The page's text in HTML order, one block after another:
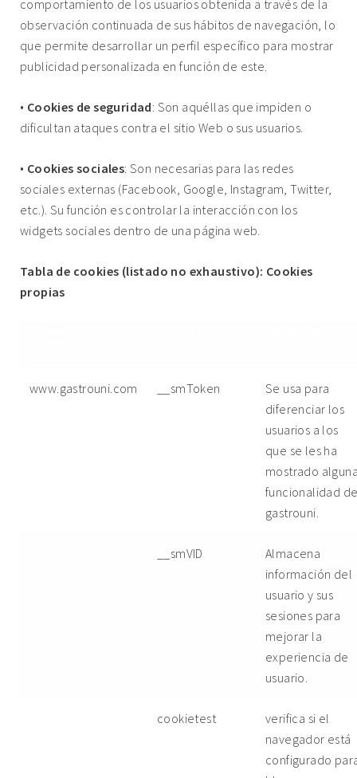
comportamiento de los usuarios obtenida a través de la
observación continuada de sus hábitos de navegación, lo
que permite desarrollar un perfil específico para mostrar
publicidad personalizada en función de este.
• Cookies de seguridad: Son aquéllas que impiden o
dificultan ataques contra el sitio Web o sus usuarios.
• Cookies sociales: Son necesarias para las redes
sociales externas (Facebook, Google, Instagram, Twitter,
etc.). Su función es controlar la interacción con los
widgets sociales dentro de una página web.
Tabla de cookies (listado no exhaustivo): Cookies
propias
www.gastrouni.com __smToken
Se usa para
diferenciar los
usuarios a los
que se les ha
mostrado
funcionalidad
gastrouni.
__smVID
Almacena
información del
usuario y sus
sesiones para
mejorar la
experiencia de
usuario.
cookietest
verifica si el
navegador está
configurado